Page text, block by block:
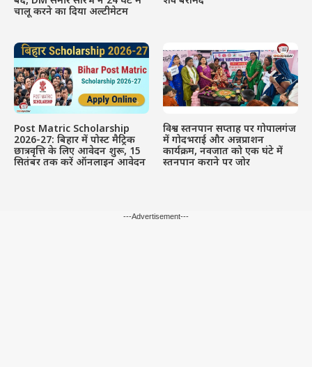
चालू करने का दिया अल्टीमेटम
Post Matric Scholarship
2026-27: बिहार में पोस्ट मैट्रिक
छात्रवृत्ति के लिए आवेदन शुरू, 15
सितंबर तक करें ऑनलाइन आवेदन
विश्व स्तनपान सप्ताह पर गोपालगंज
में गोदभराई और अन्नप्राशन
कार्यक्रम, नवजात को एक घंटे में
स्तनपान कराने पर जोर
---Advertisement---